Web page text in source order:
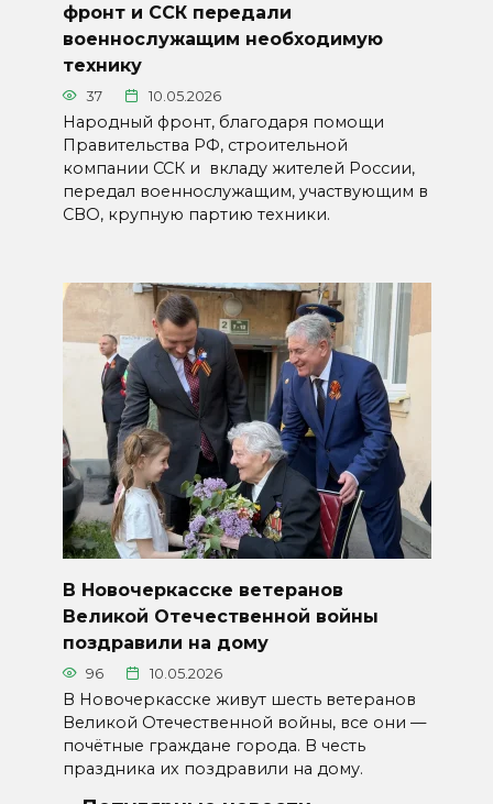
фронт и ССК передали
военнослужащим необходимую
технику
37 10.05.2026
Народный фронт, благодаря помощи
Правительства РФ, строительной
компании ССК и вкладу жителей России,
передал военнослужащим, участвующим в
СВО, крупную партию техники.
В Новочеркасске ветеранов
Великой Отечественной войны
поздравили на дому
96 10.05.2026
В Новочеркасске живут шесть ветеранов
Великой Отечественной войны, все они —
почётные граждане города. В честь
праздника их поздравили на дому.